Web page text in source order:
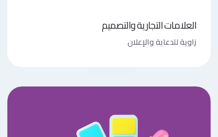
العلامات التجارية والتصميم
زاوية للدعاية والإعلان